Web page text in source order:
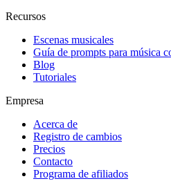
Recursos
Escenas musicales
Guía de prompts para música
Blog
Tutoriales
Empresa
Acerca de
Registro de cambios
Precios
Contacto
Programa de afiliados